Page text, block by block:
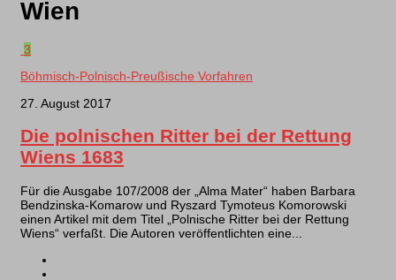
Wien
3
Böhmisch-Polnisch-Preußische Vorfahren
27. August 2017
Die polnischen Ritter bei der Rettung
Wiens 1683
Für die Ausgabe 107/2008 der „Alma Mater“ haben Barbara
Bendzinska-Komarow und Ryszard Tymoteus Komorowski
einen Artikel mit dem Titel „Polnische Ritter bei der Rettung
Wiens“ verfaßt. Die Autoren veröffentlichten eine...